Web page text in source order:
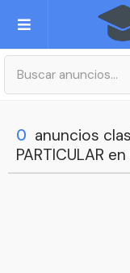
Publica tu Anuncio
Mi cuenta
0 anuncios
PARTICULAR